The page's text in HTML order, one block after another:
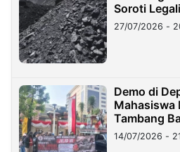
Soroti
Stockpile
27/07/2026 -
Demo di
Mahasiswa
Tambang
Lampung
14/07/2026 -